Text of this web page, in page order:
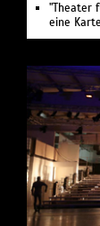
"Theater
eine